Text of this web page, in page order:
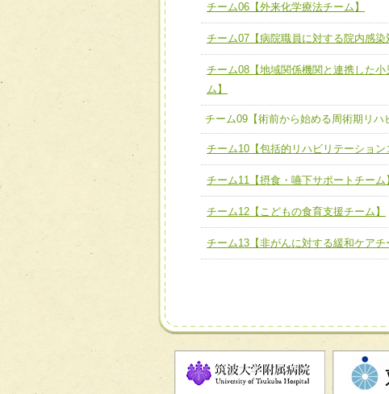
チーム06【外来化学療法チーム】
チーム07【病院職員に対する院
チーム08【地域関係機関と連携
チーム09【術前から始める周術
ム】
チーム10【包括的リハビリテー
ーム】
チーム11【摂食・嚥下サポートチ
チーム12【こどもの食育支援チ
チーム06【外来化学療法チーム】
チーム07【病院職員に対する院内感染
チーム08【地域関係機関と連携した
ム】
チーム09【術前から始める周術期リハ
チーム10【包括的リハビリテーション
チーム11【摂食・嚥下サポートチーム
チーム12【こどもの食育支援チーム】
チーム13【非がんに対する緩和ケアチ